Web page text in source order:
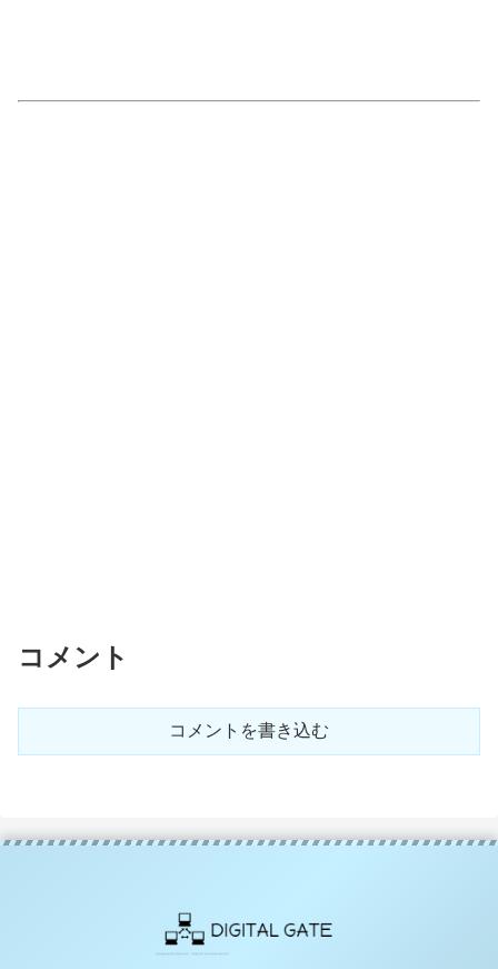
コメント
コメントを書き込む